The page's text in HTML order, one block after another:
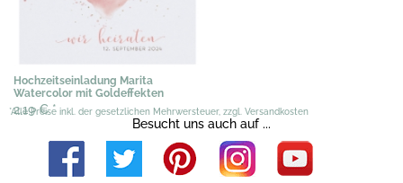
Hochzeitseinladung Marita
Watercolor mit Goldeffekten
2,19 €*
*Alle Preise inkl. der gesetzlichen Mehrwersteuer, zzgl. Versandkosten
Besucht uns auch auf ...